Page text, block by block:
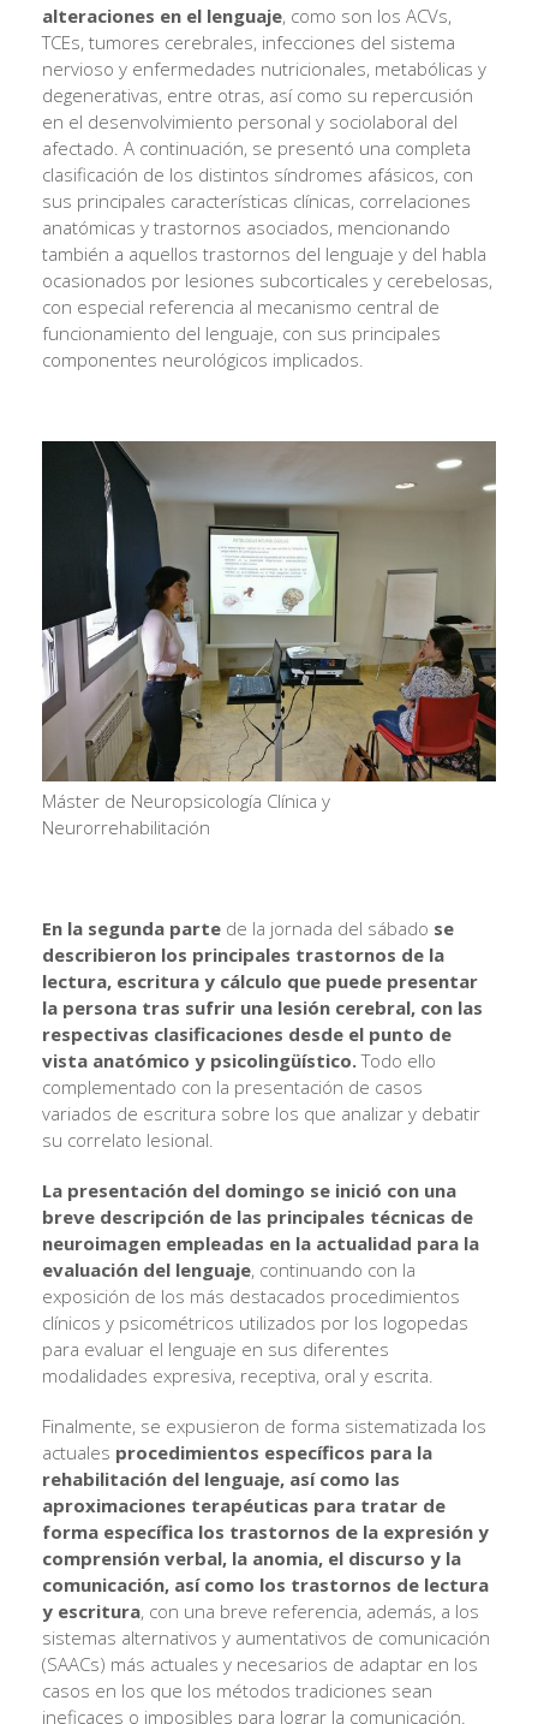
alteraciones en el lenguaje, como son los ACVs,
TCEs, tumores cerebrales, infecciones del sistema
nervioso y enfermedades nutricionales, metabólicas y
degenerativas, entre otras, así como su repercusión
en el desenvolvimiento personal y sociolaboral del
afectado. A continuación, se presentó una completa
clasificación de los distintos síndromes afásicos, con
sus principales características clínicas, correlaciones
anatómicas y trastornos asociados, mencionando
también a aquellos trastornos del lenguaje y del habla
ocasionados por lesiones subcorticales y cerebelosas,
con especial referencia al mecanismo central de
funcionamiento del lenguaje, con sus principales
componentes neurológicos implicados.
Máster de Neuropsicología Clínica y
Neurorrehabilitación
En la segunda parte de la jornada del sábado se
describieron los principales trastornos de la
lectura, escritura y cálculo que puede presentar
la persona tras sufrir una lesión cerebral, con las
respectivas clasificaciones desde el punto de
vista anatómico y psicolingüístico.Todo ello
complementado con la presentación de casos
variados de escritura sobre los que analizar y debatir
su correlato lesional.
La presentación del domingo se inició con una
breve descripción de las principales técnicas de
neuroimagen empleadas en la actualidad para la
evaluación del lenguaje, continuando con la
exposición de los más destacados procedimientos
clínicos y psicométricos utilizados por los logopedas
para evaluar el lenguaje en sus diferentes
modalidades expresiva, receptiva, oral y escrita.
Finalmente, se expusieron de forma sistematizada los
actuales procedimientos específicos para la
rehabilitación del lenguaje, así como las
aproximaciones terapéuticas para tratar de
forma específica los trastornos de la expresión y
comprensión verbal, la anomia, el discurso y la
comunicación, así como los trastornos de lectura
y escritura, con una breve referencia, además, a los
sistemas alternativos y aumentativos de comunicación
(SAACs) más actuales y necesarios de adaptar en los
casos en los que los métodos tradiciones sean
ineficaces o imposibles para lograr la comunicación.